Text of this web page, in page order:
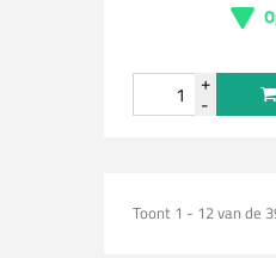
Toont 1 - 12 van de